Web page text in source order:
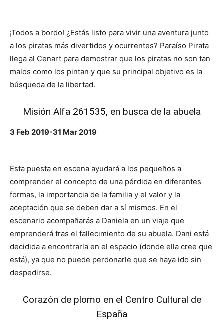
¡Todos a bordo! ¿Estás listo para vivir una aventura junto
a los piratas más divertidos y ocurrentes? Paraíso Pirata
llega al Cenart para demostrar que los piratas no son tan
malos como los pintan y que su principal objetivo es la
búsqueda de la libertad.
Misión Alfa 261535, en busca de la abuela
3 Feb 2019-31 Mar 2019
Esta puesta en escena ayudará a los pequeños a
comprender el concepto de una pérdida en diferentes
formas, la importancia de la familia y el valor y la
aceptación que se deben dar a sí mismos. En el
escenario acompañarás a Daniela en un viaje que
emprenderá tras el fallecimiento de su abuela. Dani está
decidida a encontrarla en el espacio (donde ella cree que
está), ya que no puede perdonarle que se haya ido sin
despedirse.
Corazón de plomo en el Centro Cultural de
España